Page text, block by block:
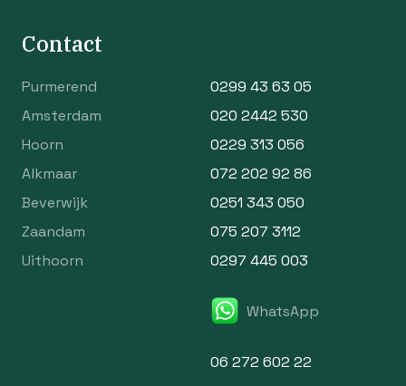
Contact
Purmerend
0299 43 63 05
Amsterdam
020 2442 530
Hoorn
0229 313 056
Alkmaar
072 202 92 86
Beverwijk
0251 343 050
Zaandam
075 207 3112
Uithoorn
0297 445 003
WhatsApp
06 272 602 22